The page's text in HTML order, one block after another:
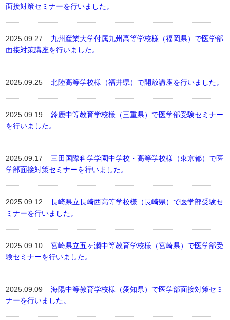
面接対策セミナーを行いました。
2025.09.27 九州産業大学付属九州高等学校様（福岡県）で医学部
面接対策講座を行いました。
2025.09.25北陸高等学校様（福井県）で開放講座を行いました。
2025.09.19鈴鹿中等教育学校様（三重県）で医学部受験セミナー
を行いました。
2025.09.17 三田国際科学学園中学校・高等学校様（東京都）で医
学部面接対策セミナーを行いました。
2025.09.12長崎県立長崎西高等学校様（長崎県）で医学部受験セ
ミナーを行いました。
2025.09.10宮崎県立五ヶ瀬中等教育学校様（宮崎県）で医学部受
験セミナーを行いました。
2025.09.09海陽中等教育学校様（愛知県）で医学部面接対策セミ
ナーを行いました。